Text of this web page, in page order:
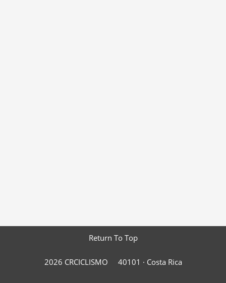
Return To Top
2026 CRCICLISMO 40101 · Costa Rica